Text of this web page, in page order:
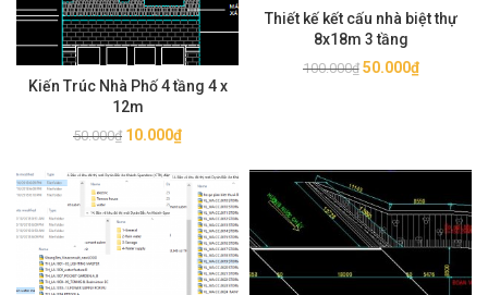
Kiến Trúc Nhà Phố 4 tầng 4 x
12m
50.000₫ Giá
là:
50.000₫.
10.000₫Giá
tại
là:
10.000₫.
Thiết kế kết cấu nhà biệt thự
8x18m 3 tầng
100.000₫ Giá
50.000₫Giá